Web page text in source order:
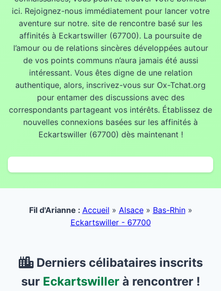
ici. Rejoignez-nous immédiatement pour lancer votre
aventure sur notre. site de rencontre basé sur les
affinités à Eckartswiller (67700). La poursuite de
l’amour ou de relations sincères développées autour
de vos points communs n’aura jamais été aussi
intéressant. Vous êtes digne de une relation
authentique, alors, inscrivez-vous sur Ox-Tchat.org
pour entamer des discussions avec des
correspondants partageant vos intérêts. Établissez de
nouvelles connexions basées sur les affinités à
Eckartswiller (67700) dès maintenant !
Fil d'Arianne : Accueil » Alsace» Bas-Rhin»
Eckartswiller - 67700
Derniers célibataires inscrits
sur Eckartswillerà rencontrer !